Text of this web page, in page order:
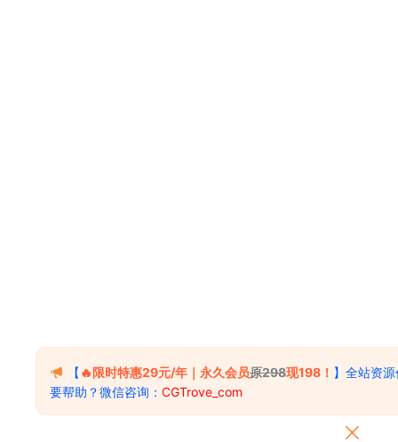
【 🔥限时特惠29元/年｜永久会员原298现198！ 】全站资
要帮助？微信咨询： CGTrove_com